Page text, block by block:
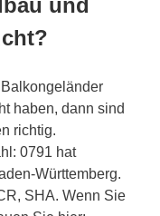
und
haben, dann sind
richtig.
0791 hat
Württemberg.
SHA. Wenn Sie